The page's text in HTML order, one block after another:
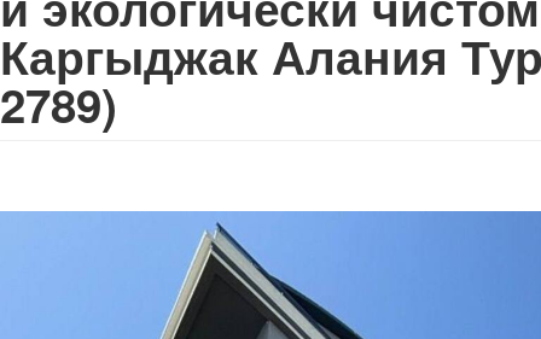
Каргыджак Алания
2789)